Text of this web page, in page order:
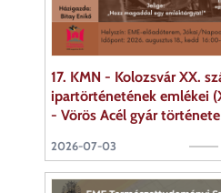
17. KMN - Kolozsvár XX.
ipartörténetének emlékei
- Vörös Acél gyár
2026-07-03